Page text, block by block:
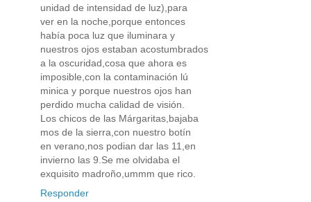
unidad de intensidad de luz),para
ver en la noche,porque entonces
había poca luz que iluminara y
nuestros ojos estaban acostumbrados
a la oscuridad,cosa que ahora es
imposible,con la contaminación lú
minica y porque nuestros ojos han
perdido mucha calidad de visión.
Los chicos de las Márgaritas,bajaba
mos de la sierra,con nuestro botín
en verano,nos podian dar las 11,en
invierno las 9.Se me olvidaba el
exquisito madroño,ummm que rico.
Responder